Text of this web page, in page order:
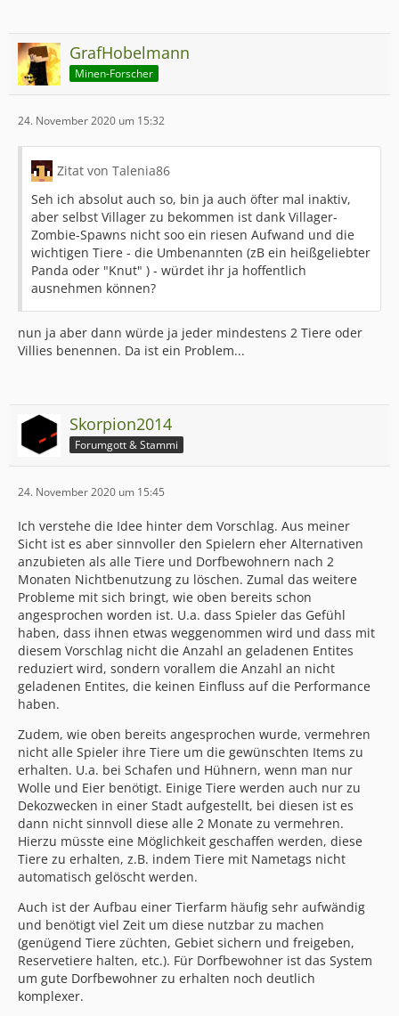
GrafHobelmann
Minen-Forscher
24. November 2020 um 15:32
Zitat von Talenia86
Seh ich absolut auch so, bin ja auch öfter mal inaktiv,
aber selbst Villager zu bekommen ist dank Villager-
Zombie-Spawns nicht soo ein riesen Aufwand und die
wichtigen Tiere - die Umbenannten (zB ein heißgeliebter
Panda oder "Knut" ) - würdet ihr ja hoffentlich
ausnehmen können?
nun ja aber dann würde ja jeder mindestens 2 Tiere oder
Villies benennen. Da ist ein Problem...
Skorpion2014
Forumgott & Stammi
24. November 2020 um 15:45
Ich verstehe die Idee hinter dem Vorschlag. Aus meiner
Sicht ist es aber sinnvoller den Spielern eher Alternativen
anzubieten als alle Tiere und Dorfbewohnern nach 2
Monaten Nichtbenutzung zu löschen. Zumal das weitere
Probleme mit sich bringt, wie oben bereits schon
angesprochen worden ist. U.a. dass Spieler das Gefühl
haben, dass ihnen etwas weggenommen wird und dass mit
diesem Vorschlag nicht die Anzahl an geladenen Entites
reduziert wird, sondern vorallem die Anzahl an nicht
geladenen Entites, die keinen Einfluss auf die Performance
haben.
Zudem, wie oben bereits angesprochen wurde, vermehren
nicht alle Spieler ihre Tiere um die gewünschten Items zu
erhalten. U.a. bei Schafen und Hühnern, wenn man nur
Wolle und Eier benötigt. Einige Tiere werden auch nur zu
Dekozwecken in einer Stadt aufgestellt, bei diesen ist es
dann nicht sinnvoll diese alle 2 Monate zu vermehren.
Hierzu müsste eine Möglichkeit geschaffen werden, diese
Tiere zu erhalten, z.B. indem Tiere mit Nametags nicht
automatisch gelöscht werden.
Auch ist der Aufbau einer Tierfarm häufig sehr aufwändig
und benötigt viel Zeit um diese nutzbar zu machen
(genügend Tiere züchten, Gebiet sichern und freigeben,
Reservetiere halten, etc.). Für Dorfbewohner ist das System
um gute Dorfbewohner zu erhalten noch deutlich
komplexer.